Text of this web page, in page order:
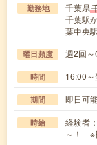
勤務地 千葉県
千葉駅
葉中央
曜日頻度 週2回
時間 16:00
期間 即日可
時給
経験者
～！ ※